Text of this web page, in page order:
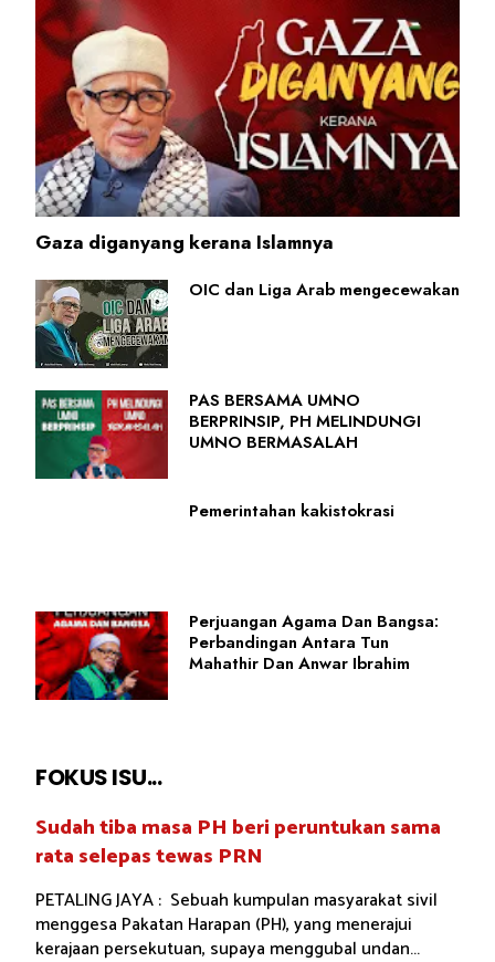
Gaza diganyang kerana Islamnya
OIC dan Liga Arab mengecewakan
PAS BERSAMA UMNO
BERPRINSIP, PH MELINDUNGI
UMNO BERMASALAH
Pemerintahan kakistokrasi
Perjuangan Agama Dan Bangsa:
Perbandingan Antara Tun
Mahathir Dan Anwar Ibrahim
FOKUS ISU...
Sudah tiba masa PH beri peruntukan sama
rata selepas tewas PRN
PETALING JAYA : Sebuah kumpulan masyarakat sivil
menggesa Pakatan Harapan (PH), yang menerajui
kerajaan persekutuan, supaya menggubal undan...